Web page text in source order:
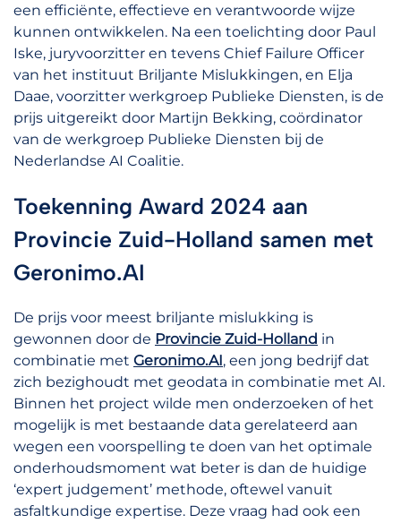
een efficiënte, effectieve en verantwoorde wijze
kunnen ontwikkelen. Na een toelichting door Paul
Iske, juryvoorzitter en tevens Chief Failure Officer
van het instituut Briljante Mislukkingen, en Elja
Daae, voorzitter werkgroep Publieke Diensten, is de
prijs uitgereikt door Martijn Bekking, coördinator
van de werkgroep Publieke Diensten bij de
Nederlandse AI Coalitie.
Toekenning Award 2024 aan
Provincie Zuid-Holland samen met
Geronimo.AI
De prijs voor meest briljante mislukking is
gewonnen door de Provincie Zuid-Holland in
combinatie met Geronimo.AI, een jong bedrijf dat
zich bezighoudt met geodata in combinatie met AI.
Binnen het project wilde men onderzoeken of het
mogelijk is met bestaande data gerelateerd aan
wegen een voorspelling te doen van het optimale
onderhoudsmoment wat beter is dan de huidige
‘expert judgement’ methode, oftewel vanuit
asfaltkundige expertise. Deze vraag had ook een